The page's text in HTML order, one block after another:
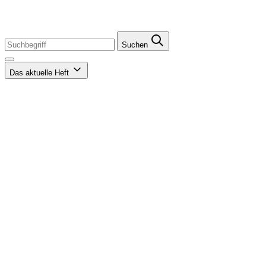
Suchen
Das aktuelle Heft